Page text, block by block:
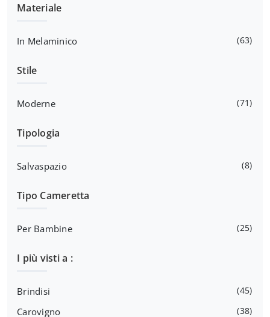
Materiale
In Melaminico 63
Stile
Moderne 71
Tipologia
Salvaspazio 8
Tipo Cameretta
Per Bambine 25
I più visti a :
Brindisi 45
Carovigno 38